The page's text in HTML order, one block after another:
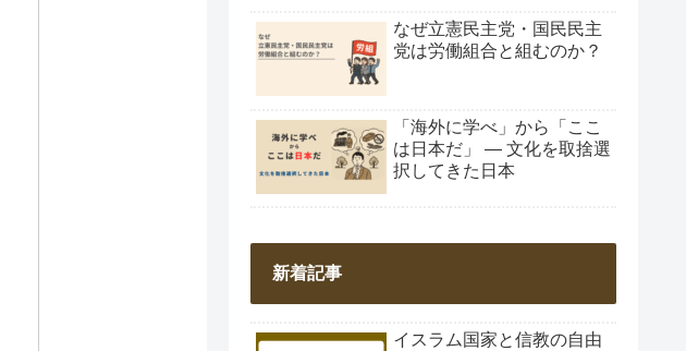
なぜ立憲民主党・国民民主
党は労働組合と組むのか？
「海外に学べ」から「ここ
は日本だ」 ― 文化を取捨選
択してきた日本
新着記事
イスラム国家と信教の自由